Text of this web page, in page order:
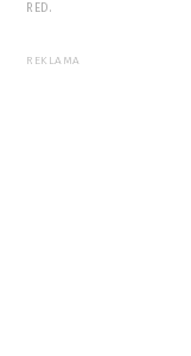
RED.
REKLAMA